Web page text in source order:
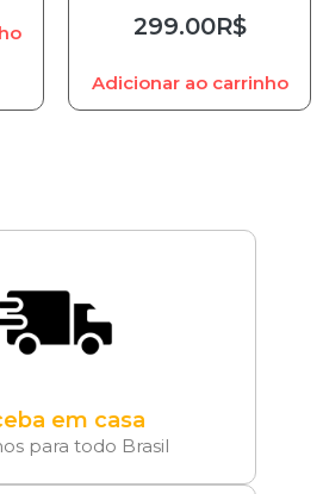
299.00R$
Adicionar ao carrinho
em casa
para todo Brasil